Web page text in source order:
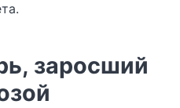
заросший